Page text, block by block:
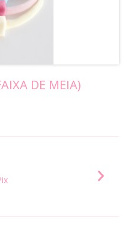
DE MEIA)